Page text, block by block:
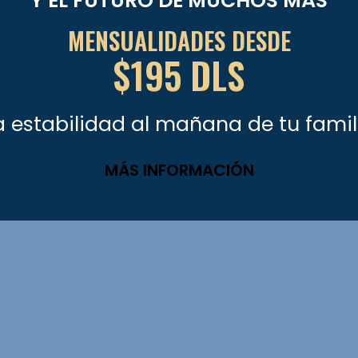
MENSUALIDADES DESDE
$195 DLS
estabilidad al mañana de tu
MÁS INFORMACIÓN